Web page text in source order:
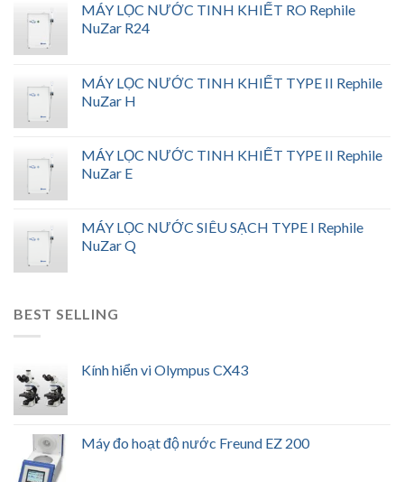
MÁY LỌC NƯỚC TINH KHIẾT RO Rephile
NuZar R24
MÁY LỌC NƯỚC TINH KHIẾT TYPE II Rephile
NuZar H
MÁY LỌC NƯỚC TINH KHIẾT TYPE II Rephile
NuZar E
MÁY LỌC NƯỚC SIÊU SẠCH TYPE I Rephile
NuZar Q
BEST SELLING
Kính hiển vi Olympus CX43
Máy đo hoạt độ nước Freund EZ 200